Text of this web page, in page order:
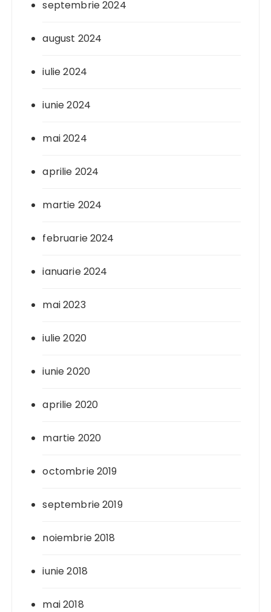
septembrie 2024
august 2024
iulie 2024
iunie 2024
mai 2024
aprilie 2024
martie 2024
februarie 2024
ianuarie 2024
mai 2023
iulie 2020
iunie 2020
aprilie 2020
martie 2020
octombrie 2019
septembrie 2019
noiembrie 2018
iunie 2018
mai 2018